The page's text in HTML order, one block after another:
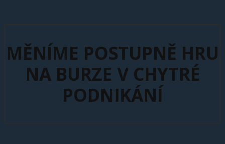
MĚNÍME POSTUPNĚ HRU
NA BURZE V CHYTRÉ
PODNIKÁNÍ